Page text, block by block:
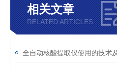
相关文章
RELATED ARTICLES